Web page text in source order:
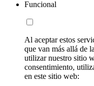
Funcional
Al aceptar estos
que van más allá de
utilizar nuestro sitio
consentimiento,
en este sitio web: